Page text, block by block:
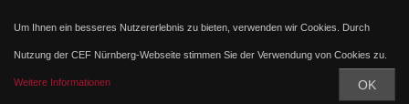
Um Ihnen ein besseres Nutzererlebnis zu bieten, verwenden wir Cookies. Durch
Nutzung der CEF Nürnberg-Webseite stimmen Sie der Verwendung von Cookies zu.
Weitere Informationen OK